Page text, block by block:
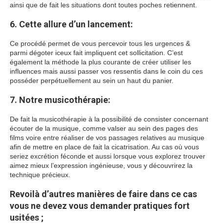
ainsi que de fait les situations dont toutes poches retiennent.
6. Cette allure d’un lancement:
Ce procédé permet de vous percevoir tous les urgences &
parmi dégoter iceux fait impliquent cet sollicitation. C’est
également la méthode la plus courante de créer utiliser les
influences mais aussi passer vos ressentis dans le coin du ces
posséder perpétuellement au sein un haut du panier.
7. Notre musicothérapie:
De fait la musicothérapie à la possibilité de consister concernant
écouter de la musique, comme valser au sein des pages des
films voire entre réaliser de vos passages relatives au musique
afin de mettre en place de fait la cicatrisation. Au cas où vous
seriez excrétion féconde et aussi lorsque vous explorez trouver
aimez mieux l’expression ingénieuse, vous y découvrirez la
technique précieux.
Revoilà d’autres manières de faire dans ce cas
vous ne devez vous demander pratiques fort
usitées ;